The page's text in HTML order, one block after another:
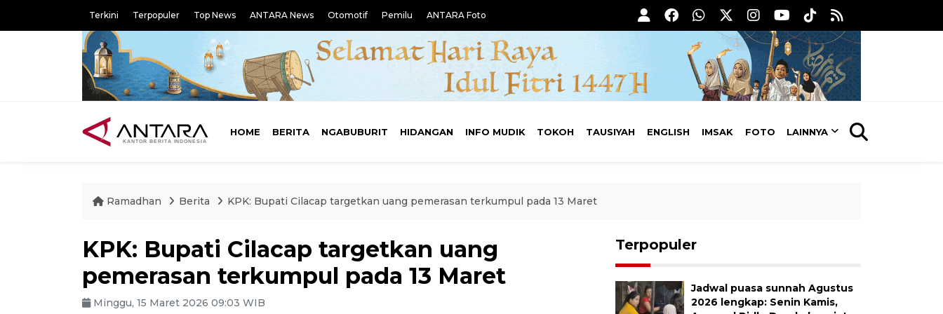
Terkini Terpopuler Top News ANTARA News Otomotif Pemilu ANTARA Foto
HOME BERITA NGABUBURIT HIDANGAN INFO MUDIK TOKOH TAUSIYAH ENGLISH IMSAK FOTO LAINNYA
Ramadhan Berita KPK: Bupati Cilacap targetkan uang pemerasan terkumpul pada 13 Maret
KPK: Bupati Cilacap targetkan uang
pemerasan terkumpul pada 13 Maret
Minggu, 15 Maret 2026 09:03 WIB
Terpopuler
Jadwal puasa sunnah Agustus
2026 lengkap: Senin Kamis,